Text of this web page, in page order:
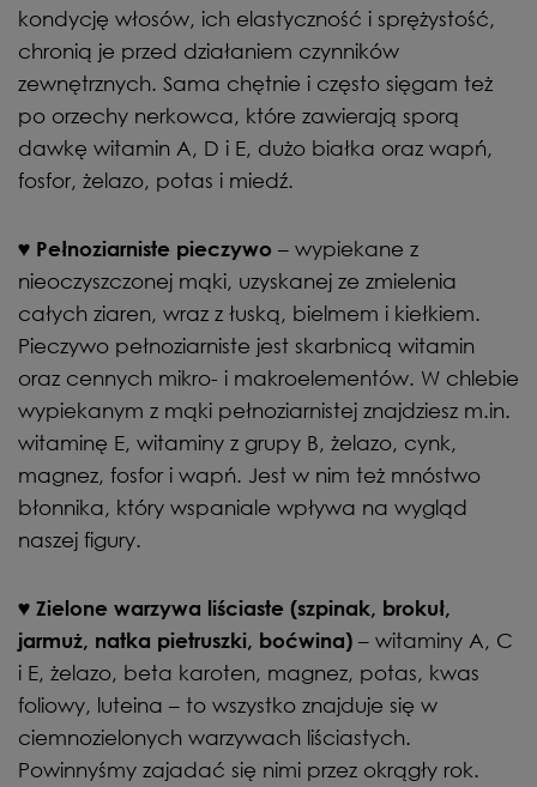
kondycję włosów, ich elastyczność i sprężystość,
chronią je przed działaniem czynników
zewnętrznych. Sama chętnie i często sięgam też
po orzechy nerkowca, które zawierają sporą
dawkę witamin A, D i E, dużo białka oraz wapń,
fosfor, żelazo, potas i miedź.
♥ Pełnoziarniste pieczywo – wypiekane z
nieoczyszczonej mąki, uzyskanej ze zmielenia
całych ziaren, wraz z łuską, bielmem i kiełkiem.
Pieczywo pełnoziarniste jest skarbnicą witamin
oraz cennych mikro- i makroelementów. W chlebie
wypiekanym z mąki pełnoziarnistej znajdziesz m.in.
witaminę E, witaminy z grupy B, żelazo, cynk,
magnez, fosfor i wapń. Jest w nim też mnóstwo
błonnika, który wspaniale wpływa na wygląd
naszej figury.
♥ Zielone warzywa liściaste (szpinak, brokuł,
jarmuż, natka pietruszki, boćwina) – witaminy A, C
i E, żelazo, beta karoten, magnez, potas, kwas
foliowy, luteina – to wszystko znajduje się w
ciemnozielonych warzywach liściastych.
Powinnyśmy zajadać się nimi przez okrągły rok.